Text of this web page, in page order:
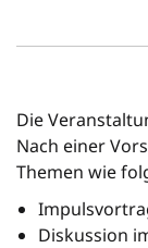
Die
Nach einer
Themen wie
Diskussion